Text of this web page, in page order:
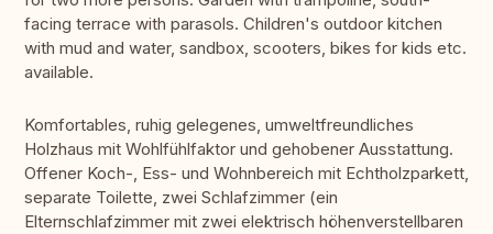
facing terrace with parasols. Children's outdoor kitchen
with mud and water, sandbox, scooters, bikes for kids etc.
available.
Komfortables, ruhig gelegenes, umweltfreundliches
Holzhaus mit Wohlfühlfaktor und gehobener Ausstattung.
Offener Koch-, Ess- und Wohnbereich mit Echtholzparkett,
separate Toilette, zwei Schlafzimmer (ein
Elternschlafzimmer mit zwei elektrisch höhenverstellbaren